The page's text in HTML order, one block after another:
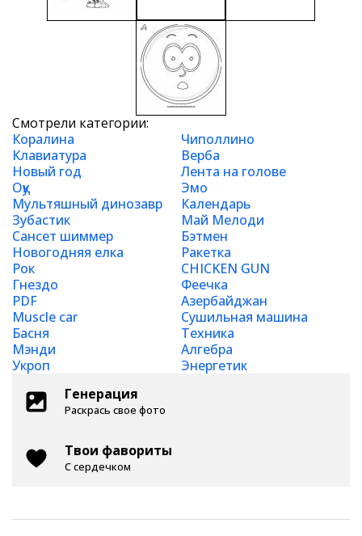
Смотрели категории:
Коралина
Чиполлино
Клавиатура
Верба
Новый год
Лента на голове
Оқу
Эмо
Мультяшный динозавр
Календарь
Зубастик
Май Мелоди
Сансет шиммер
Бэтмен
Новогодняя елка
Ракетка
Рок
CHICKEN GUN
Гнездо
Феечка
PDF
Азербайджан
Muscle car
Сушильная машина
Басня
Техника
Мэнди
Алгебра
Укроп
Энергетик
Генерация
Раскрась свое фото
Твои фавориты
С сердечком